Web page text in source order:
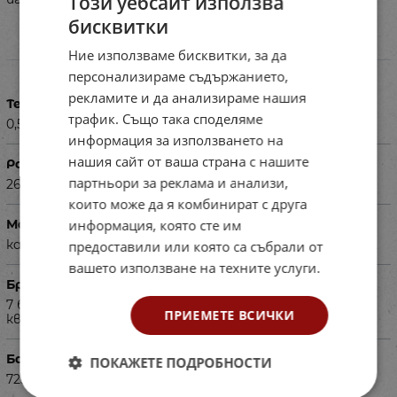
Характеристики
Тегло в кг
0,540
Размери в см
26,5х20х2
Материал
каучуково дърво
Брой части
7 бр.различни геометрични фигури ,обединени в
квадрат и 40бр.карти- образци с 80бр.изображения.
Баркод (ISBN, UPC, др.)
725456301
бисквитки
Ние използваме бисквитки, за да
персонализираме съдържанието,
рекламите и да анализираме нашия
трафик. Също така споделяме
информация за използването на
нашия сайт от ваша страна с нашите
партньори за реклама и анализи,
които може да я комбинират с друга
информация, която сте им
предоставили или която са събрали от
вашето използване на техните услуги.
ПРИЕМЕТЕ ВСИЧКИ
ПОКАЖЕТЕ ПОДРОБНОСТИ